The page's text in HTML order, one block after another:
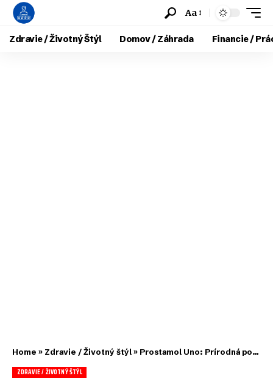
Aa
Zdravie / Životný Štýl Domov / Záhrada Financie /
Home » Zdravie / Životný štýl» Prostamol Uno: Prírodná pomoc pre zdravie prostaty a zmiernenie ťažkostí
ZDRAVIE / ŽIVOTNÝ ŠTÝL